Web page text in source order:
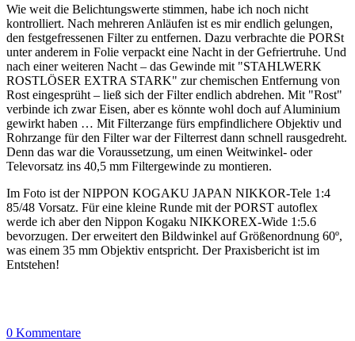
Wie weit die Belichtungswerte stimmen, habe ich noch nicht
kontrolliert. Nach mehreren Anläufen ist es mir endlich gelungen,
den festgefressenen Filter zu entfernen. Dazu verbrachte die PORSt
unter anderem in Folie verpackt eine Nacht in der Gefriertruhe. Und
nach einer weiteren Nacht – das Gewinde mit "STAHLWERK
ROSTLÖSER EXTRA STARK" zur chemischen Entfernung von
Rost eingesprüht – ließ sich der Filter endlich abdrehen. Mit "Rost"
verbinde ich zwar Eisen, aber es könnte wohl doch auf Aluminium
gewirkt haben … Mit Filterzange fürs empfindlichere Objektiv und
Rohrzange für den Filter war der Filterrest dann schnell rausgedreht.
Denn das war die Voraussetzung, um einen Weitwinkel- oder
Televorsatz ins 40,5 mm Filtergewinde zu montieren.
Im Foto ist der NIPPON KOGAKU JAPAN NIKKOR-Tele 1:4
85/48 Vorsatz. Für eine kleine Runde mit der PORST autoflex
werde ich aber den Nippon Kogaku NIKKOREX-Wide 1:5.6
bevorzugen. Der erweitert den Bildwinkel auf Größenordnung 60º,
was einem 35 mm Objektiv entspricht. Der Praxisbericht ist im
Entstehen!
0 Kommentare